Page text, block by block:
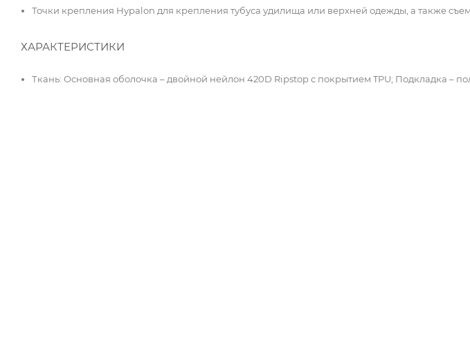
Точки крепления Hypalon для крепления тубуса удилища или верхней одежды, а также
ХАРАКТЕРИСТИКИ
Ткань: Основная оболочка – двойной нейлон 420D Ripstop с покрытием TPU; Подкладка –